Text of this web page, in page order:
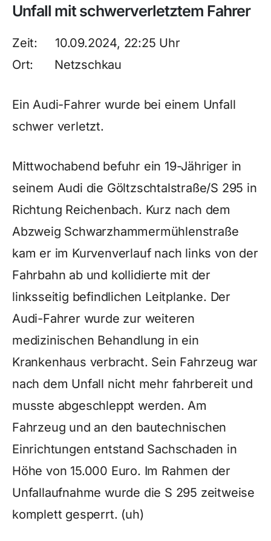
Unfall mit schwerverletztem Fahrer
Zeit: 10.09.2024, 22:25 Uhr
Ort: Netzschkau
Ein Audi-Fahrer wurde bei einem Unfall
schwer verletzt.
Mittwochabend befuhr ein 19-Jähriger in
seinem Audi die Göltzschtalstraße/S 295 in
Richtung Reichenbach. Kurz nach dem
Abzweig Schwarzhammermühlenstraße
kam er im Kurvenverlauf nach links von der
Fahrbahn ab und kollidierte mit der
linksseitig befindlichen Leitplanke. Der
Audi-Fahrer wurde zur weiteren
medizinischen Behandlung in ein
Krankenhaus verbracht. Sein Fahrzeug war
nach dem Unfall nicht mehr fahrbereit und
musste abgeschleppt werden. Am
Fahrzeug und an den bautechnischen
Einrichtungen entstand Sachschaden in
Höhe von 15.000 Euro. Im Rahmen der
Unfallaufnahme wurde die S 295 zeitweise
komplett gesperrt. (uh)